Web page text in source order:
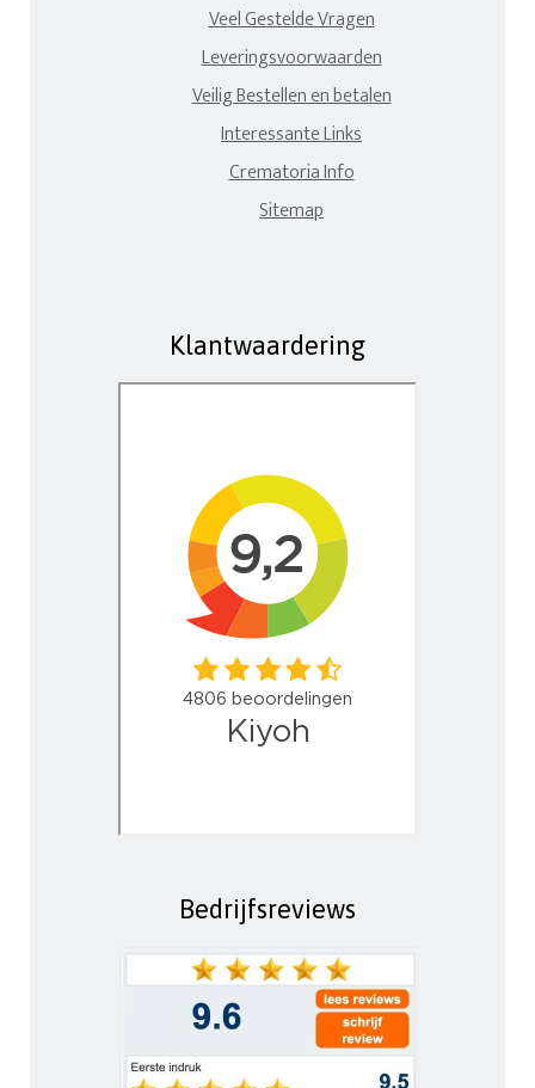
Veel Gestelde Vragen
Leveringsvoorwaarden
Veilig Bestellen en betalen
Interessante Links
Crematoria Info
Sitemap
Klantwaardering
Bedrijfsreviews